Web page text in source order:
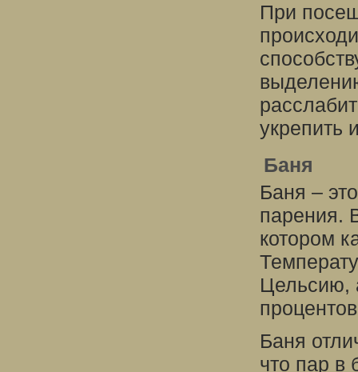
При
укрепить
Баня
Баня –
парения.
котором
Цельсию,
Баня
что пар в